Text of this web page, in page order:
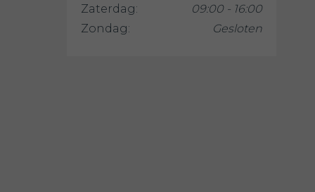
Zaterdag:
09:00 - 16:00
Zondag:
Gesloten